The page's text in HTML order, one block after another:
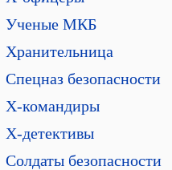
Ученые МКБ
Хранительница
Спецназ безопасности
Х-командиры
Х-детективы
Солдаты безопасности